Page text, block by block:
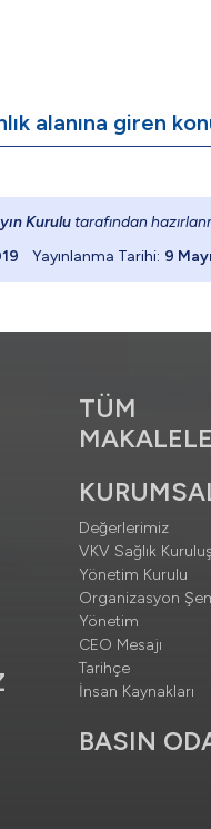
alanına giren
Kurulu tarafından
Yayınlanma Tarihi: 9
TÜM
Değerlerimiz
VKV Sağlık
Yönetim Kurulu
Organizasyon
Yönetim
CEO Mesajı
Tarihçe
İnsan Kaynakları
BASIN